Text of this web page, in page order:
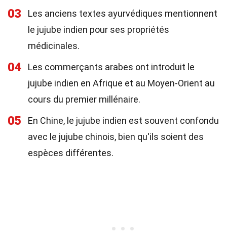
03
Les anciens textes ayurvédiques mentionnent
le jujube indien pour ses propriétés
médicinales.
04
Les commerçants arabes ont introduit le
jujube indien en Afrique et au Moyen-Orient au
cours du premier millénaire.
05
En Chine, le jujube indien est souvent confondu
avec le jujube chinois, bien qu'ils soient des
espèces différentes.